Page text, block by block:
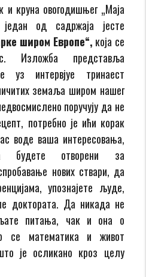
и круна овогодишњег „Маја
од садржаја јесте
широм Европе“, која се
Изложба представља
уз интервјуe тринаест
земаља широм нашег
поручују да не
потребно је ићи корак
воде ваша интересовања,
отворени за
нових ствари, да
упознајете људе,
доктората. Да никада не
питања, чак и она о
се математика и живот
је осликано кроз целу